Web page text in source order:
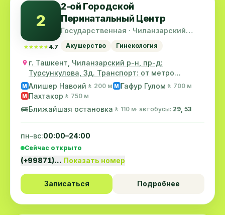
2
★★★★★
★★★★★ 4.7
2-ой Городской
Перинатальный Центр
Государственная · Чиланзарский
Акушерство Гинекология
г. Ташкент, Чиланзарский р-н, пр-д:
Турсункулова, 3д. Транспорт: от метро
«Хамза» Автобус...
M Алишер Навоий 🚶 200 м M Гафур Гулом 🚶 700 м
M Пахтакор 🚶 750 м
🚌Ближайшая остановка 🚶 110 м· автобусы: 29, 53
пн–вс:00:00–24:00
Сейчас открыто
(+99871)… Показать номер
Записаться Подробнее